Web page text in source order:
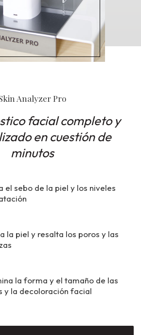
Analyzer Pro
facial completo y
en cuestión de
minutos
el sebo de la piel y los niveles
la piel y resalta los poros y las
la forma y el tamaño de las
y la decoloración facial